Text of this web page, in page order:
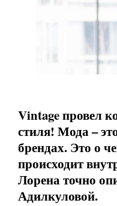
Vintage провел
стиля! Мода –
брендах. Это о
происходит
Лорена точно
Адилкуловой.